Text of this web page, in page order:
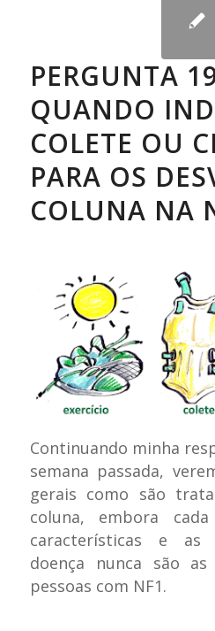
PERGUNTA
QUANDO
COLETE OU
PARA OS
COLUNA NA
Continuando minha
semana passada,
gerais como são
coluna, embora
características e as
doença nunca são
pessoas com NF1.